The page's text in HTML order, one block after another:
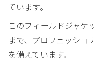
ています。
このフィールドジャケ
まで、プロフェッショ
を備えています。